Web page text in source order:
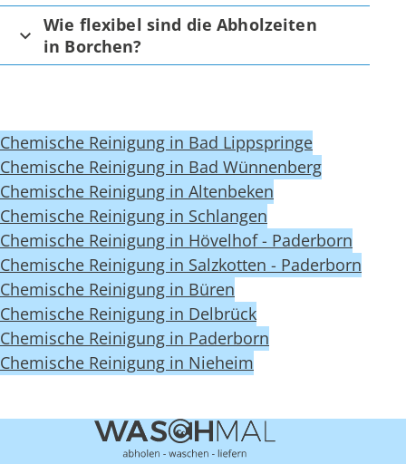
Wie flexibel sind die Abholzeiten
in Borchen?
Chemische Reinigung in Bad Lippspringe
Chemische Reinigung in Bad Wünnenberg
Chemische Reinigung in Altenbeken
Chemische Reinigung in Schlangen
Chemische Reinigung in Hövelhof - Paderborn
Chemische Reinigung in Salzkotten - Paderborn
Chemische Reinigung in Büren
Chemische Reinigung in Delbrück
Chemische Reinigung in Paderborn
Chemische Reinigung in Nieheim